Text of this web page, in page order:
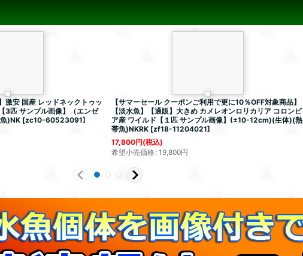
激安 国産 レッドネックトゥッ
3匹 サンプル画像】（エンゼ
)NK [zc10-60523091]
【サマーセール クーポンご利用で更に10％OFF対象商品】
【淡水魚】【通販】大きめ カメレオンロリカリア コロンビ
ア産 ワイルド【１匹 サンプル画像】(±10-12cm)(生体)(熱
帯魚)NKRK [zf18-11204021]
17,800円(税込)
希望小売価格: 19,800円